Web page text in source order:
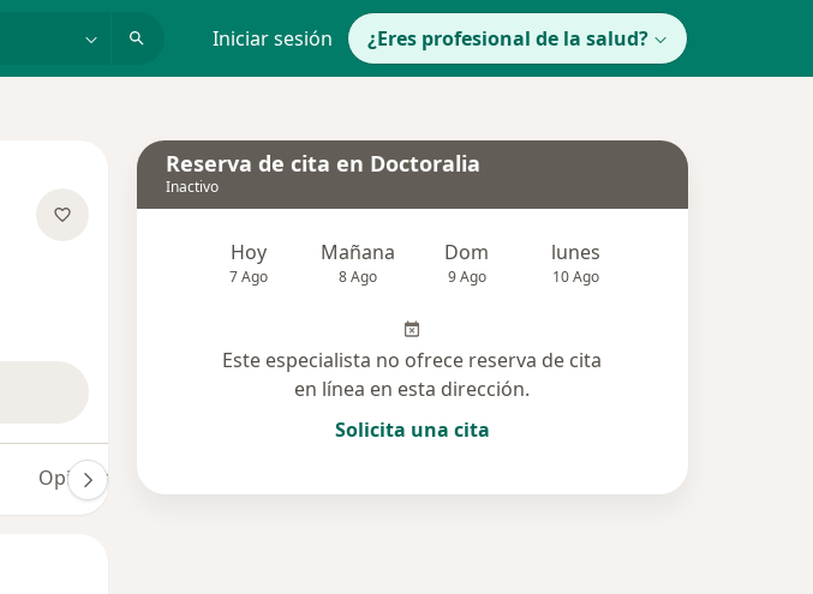
Iniciar sesión ¿Eres profesional de la salud?
Opiniones
Reserva de cita en Doctoralia
Inactivo
Hoy
7 Ago
Mañana
8 Ago
Dom
9 Ago
lunes
10 Ago
Este especialista no ofrece reserva de cita
en línea en esta dirección.
Solicita una cita